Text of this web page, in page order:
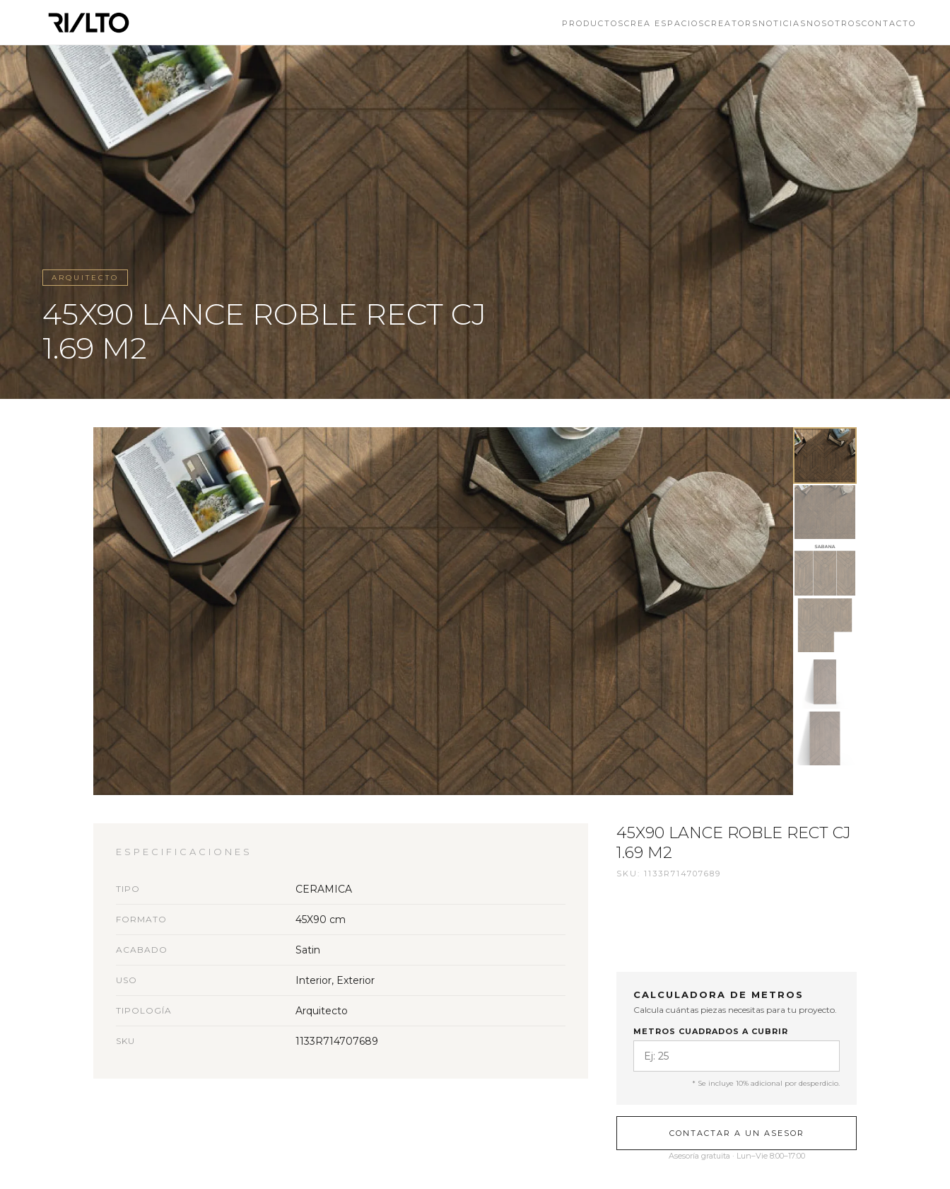
PRODUCTOSCREA ESPACIOSCREATORS NOTICIAS NOSOTROSCONTACTO
ARQUITECTO
45X90 LANCE ROBLE RECT CJ
1.69 M2
ESPECIFICACIONES
TIPO CERAMICA
FORMATO 45X90 cm
ACABADO Satin
USO Interior, Exterior
TIPOLOGÍA Arquitecto
SKU 1133R714707689
45X90 LANCE ROBLE RECT CJ
1.69 M2
SKU: 1133R714707689
CALCULADORA DE METROS
Calcula cuántas piezas necesitas para tu proyecto.
METROS CUADRADOS A CUBRIR
* Se incluye 10% adicional por desperdicio.
CONTACTAR A UN ASESOR
Asesoría gratuita · Lun–Vie 8:00–17:00